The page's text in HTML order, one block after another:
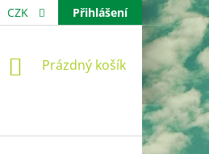
CZK Přihlášení
NÁKUPNÍ
Prázdný košík